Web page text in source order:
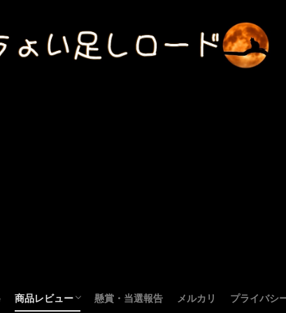
商品レビュー 懸賞・当選報告 メルカリ プライバシ